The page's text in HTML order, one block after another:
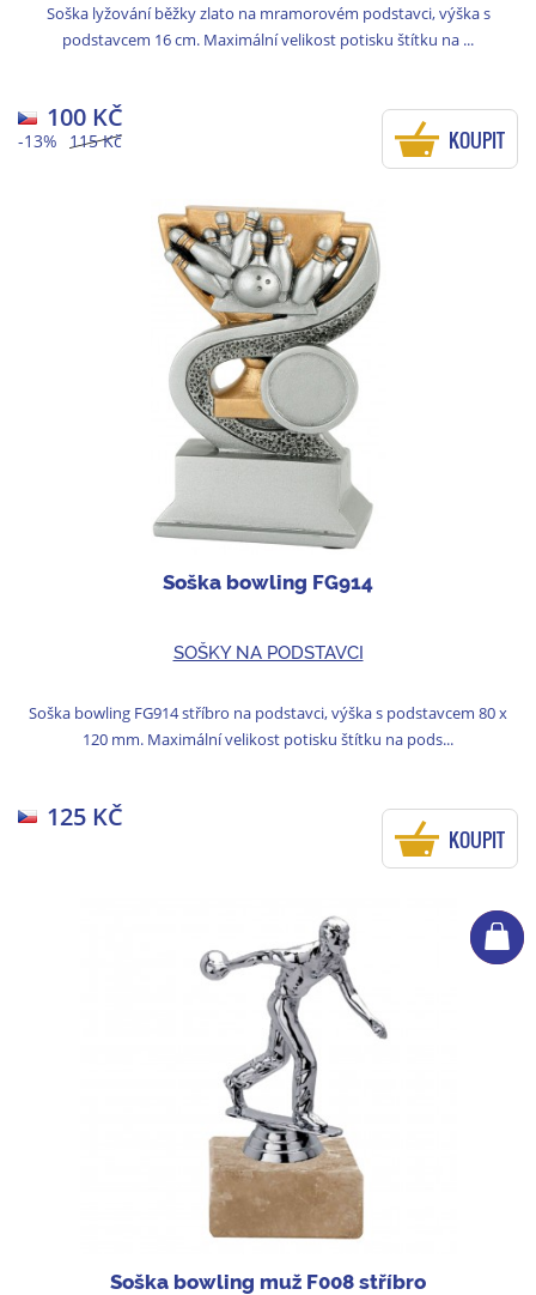
Soška lyžování běžky zlato na mramorovém podstavci, výška s
podstavcem 16 cm. Maximální velikost potisku štítku na ...
115 Kč
-13%
100 KČ
KOUPIT
Soška bowling FG914
SOŠKY NA PODSTAVCI
Soška bowling FG914 stříbro na podstavci, výška s podstavcem 80 x
120 mm. Maximální velikost potisku štítku na pods...
125 KČ
KOUPIT
Soška bowling muž F008 stříbro